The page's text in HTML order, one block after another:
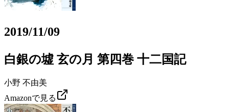
2019/11/09
白銀の墟 玄の月 第四巻 十二国記
小野 不由美
Amazonで見る